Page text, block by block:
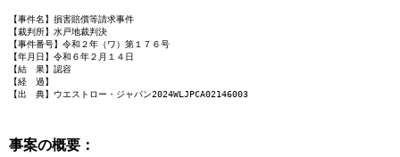
【事件名】損害賠償等請求事件
【裁判所】水戸地裁判決
【事件番号】令和２年（ワ）第１７６号
【年月日】令和６年２月１４日
【結 果】認容
【経 過】
【出 典】ウエストロー・ジャパン2024WLJPCA02146003
事案の概要：